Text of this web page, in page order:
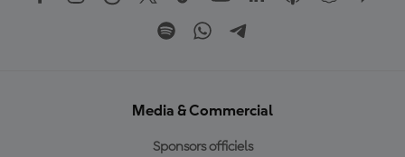
Media & Commercial
Sponsors officiels